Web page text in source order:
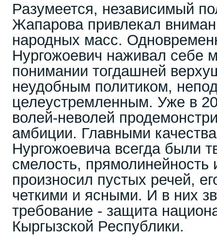
Разумеется, независимый
Жапарова привлекал
народных масс.
Нургожоевич наживал себе
понимании тогдашней
неудобным политиком,
целеустремленным. Уже в
волей-неволей
амбиции. Главными
Нургожоевича всегда были
смелость,
произносил пустых речей,
четкими и ясными. И в них
требование - защита
Кыргызской Республики.